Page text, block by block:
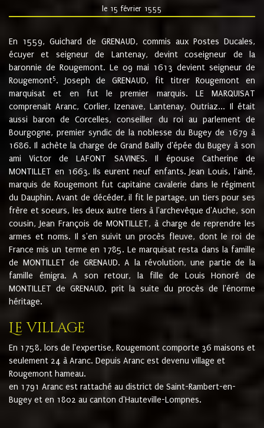
le 15 février 1555
En 1559, Guichard de GRENAUD, commis aux Postes Ducales,
écuyer et seigneur de Lantenay, devint coseigneur de la
baronnie de Rougemont. Le 09 mai 1613 devient seigneur de
Rougemont5. Joseph de GRENAUD, fit titrer Rougemont en
marquisat et en fut le premier marquis. LE MARQUISAT
comprenait Aranc, Corlier, Izenave, Lantenay, Outriaz... Il était
aussi baron de Corcelles, conseiller du roi au parlement de
Bourgogne, premier syndic de la noblesse du Bugey de 1679 à
1686. Il achète la charge de Grand Bailly d'épée du Bugey à son
ami Victor de LAFONT SAVINES. Il épouse Catherine de
MONTILLET en 1663. Ils eurent neuf enfants. Jean Louis, l'ainé,
marquis de Rougemont fut capitaine cavalerie dans le régiment
du Dauphin. Avant de décéder, il fit le partage, un tiers pour ses
frère et soeurs, les deux autre tiers à l'archevêque d'Auche, son
cousin, Jean François de MONTILLET, à charge de reprendre les
armes et noms. Il s'en suivit un procès fleuve, dont le roi de
France mis un terme en 1785. Le marquisat resta dans la famille
de MONTILLET de GRENAUD. A la révolution, une partie de la
famille émigra. A son retour, la fille de Louis Honoré de
MONTILLET de GRENAUD, prit la suite du procès de l'énorme
héritage.
Le village
En 1758, lors de l'expertise, Rougemont comporte 36 maisons et
seulement 24 à Aranc. Depuis Aranc est devenu village et
Rougemont hameau.
en 1791 Aranc est rattaché au district de Saint-Rambert-en-
Bugey et en 1802 au canton d'Hauteville-Lompnes.